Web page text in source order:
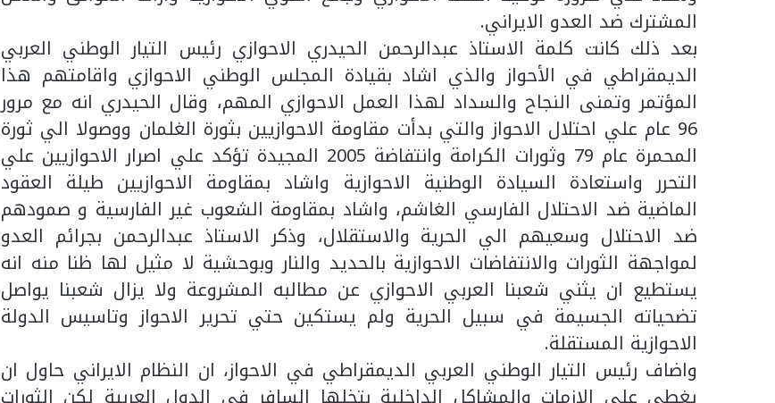
المشترك ضد العدو الايراني.
بعد ذلك كانت كلمة الاستاذ عبدالرحمن الحيدري الاحوازي رئيس التيار الوطني العربي
الديمقراطي في الأحواز والذي اشاد بقيادة المجلس الوطني الاحوازي واقامتهم هذا
المؤتمر وتمنى النجاح والسداد لهذا العمل الاحوازي المهم، وقال الحيدري انه مع مرور
96 عام علي احتلال الاحواز والتي بدأت مقاومة الاحوازيين بثورة الغلمان ووصولا الي ثورة
المحمرة عام 79 وثورات الكرامة وانتفاضة 2005 المجيدة تؤكد علي اصرار الاحوازيين علي
التحرر واستعادة السيادة الوطنية الاحوازية واشاد بمقاومة الاحوازيين طيلة العقود
الماضية ضد الاحتلال الفارسي الغاشم، واشاد بمقاومة الشعوب غير الفارسية و صمودهم
ضد الاحتلال وسعيهم الي الحرية والاستقلال، وذكر الاستاذ عبدالرحمن بجرائم العدو
لمواجهة الثورات والانتفاضات الاحوازية بالحديد والنار وبوحشية لا مثيل لها ظنا منه انه
يستطيع ان يثني شعبنا العربي الاحوازي عن مطالبه المشروعة ولا يزال شعبنا يواصل
تضحياته الجسيمة في سبيل الحرية ولم يستكين حتي تحرير الاحواز وتاسيس الدولة
الاحوازية المستقلة.
واضاف رئيس التيار الوطني العربي الديمقراطي في الاحواز، ان النظام الايراني حاول ان